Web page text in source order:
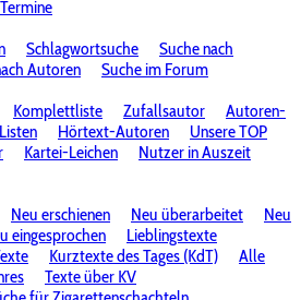
Termine
Schlagwortsuche
Suche nach
Autoren
Suche im Forum
Komplettliste Zufallsautor
Autoren-
Hörtext-Autoren
Unsere TOP
Kartei-Leichen
Nutzer in Auszeit
Neu erschienen Neu überarbeitet
Neu
eingesprochen
Lieblingstexte
Kurztexte des Tages (KdT)
Alle
Texte über KV